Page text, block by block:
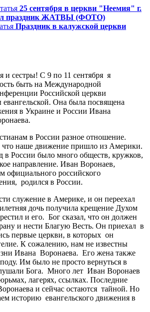
25 сентября в церкви "Неемия" г.
праздник ЖАТВЫ (ФОТО)
Праздник в калужской церкви
и сестры! С 9 по 11 сентября я
быть на Международной
Российской церкви
евангельской. Она была посвящена
в Украине и России Ивана
в России разное отношение.
что наше движение пришло из Америки.
в России было много обществ, кружков,
направление. Иван Воронаев,
официального российского
родился в России.
служение в Америке, и он переехал
дочь получила крещение Духом
и его. Бог сказал, что он должен
и нести Благую Весть. Он приехал в
первые церкви, в которых он
К сожалению, нам не известны
Ивана Воронаева. Его жена также
Им было не просто вернуться в
Бога. Много лет Иван Воронаев
лагерях, ссылках. Последние
и сейчас остаются тайной. Но
историю евангельского движения в